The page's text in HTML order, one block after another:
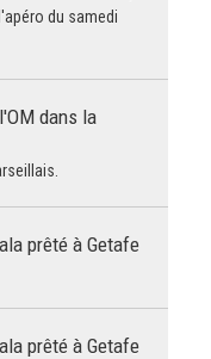
du samedi
dans la
prêté à Getafe
prêté à Getafe